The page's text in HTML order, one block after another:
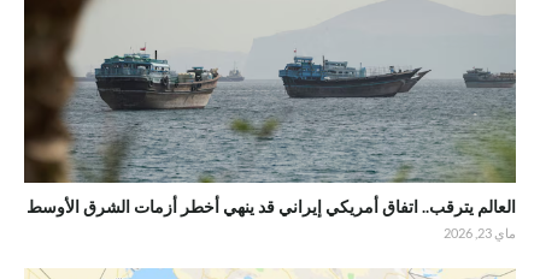
العالم يترقب.. اتفاق أمريكي إيراني قد ينهي أخطر أزمات الشرق الأوسط
ماي 23, 2026